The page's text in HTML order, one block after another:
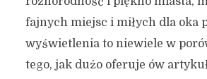
fajnych miejsc i miłych dla oka
wyświetlenia to niewiele w
tego, jak dużo oferuje ów